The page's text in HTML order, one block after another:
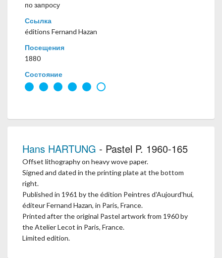
по запросу
Ссылка
éditions Fernand Hazan
Посещения
1880
Состояние
Hans HARTUNG - Pastel P. 1960-165
Offset lithography on heavy wove paper.
Signed and dated in the printing plate at the bottom
right.
Published in 1961 by the édition Peintres d'Aujourd'hui,
éditeur Fernand Hazan, in Paris, France.
Printed after the original Pastel artwork from 1960 by
the Atelier Lecot in Paris, France.
Limited edition.